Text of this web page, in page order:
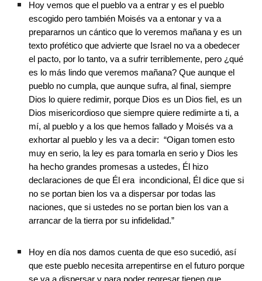
Hoy vemos que el pueblo va a entrar y es el pueblo
escogido pero también Moisés va a entonar y va a
prepararnos un cántico que lo veremos mañana y es un
texto profético que advierte que Israel no va a obedecer
el pacto, por lo tanto, va a sufrir terriblemente, pero ¿qué
es lo más lindo que veremos mañana? Que aunque el
pueblo no cumpla, que aunque sufra, al final, siempre
Dios lo quiere redimir, porque Dios es un Dios fiel, es un
Dios misericordioso que siempre quiere redimirte a ti, a
mí, al pueblo y a los que hemos fallado y Moisés va a
exhortar al pueblo y les va a decir:  “Oigan tomen esto
muy en serio, la ley es para tomarla en serio y Dios les
ha hecho grandes promesas a ustedes, Él hizo
declaraciones de que Él era  incondicional, Él dice que si
no se portan bien los va a dispersar por todas las
naciones, que si ustedes no se portan bien los van a
arrancar de la tierra por su infidelidad.”
Hoy en día nos damos cuenta de que eso sucedió, así
que este pueblo necesita arrepentirse en el futuro porque